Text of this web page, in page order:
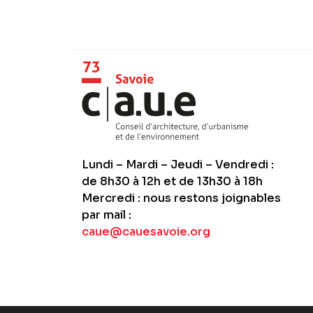
Lundi – Mardi – Jeudi – Vendredi :
de 8h30 à 12h et de 13h30 à 18h
Mercredi : nous restons joignables
par mail :
caue@cauesavoie.org